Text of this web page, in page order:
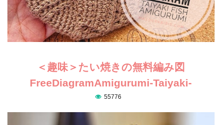
＜趣味＞たい焼きの無料編み図
FreeDiagramAmigurumi-Taiyaki-
55776